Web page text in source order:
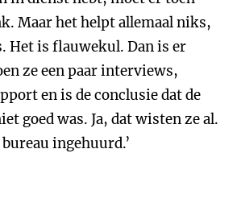
Maar het helpt allemaal niks,
Het is flauwekul. Dan is er
ze een paar interviews,
en is de conclusie dat de
goed was. Ja, dat wisten ze al.
ingehuurd.’